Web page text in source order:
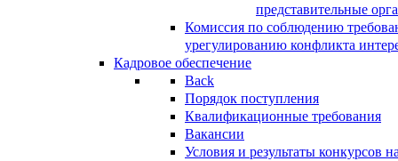
представительные
Комиссия по соблюдению
урегулированию конфликта
Кадровое обеспечение
Back
Порядок поступления
Квалификационные требования
Вакансии
Условия и результаты конкурсов